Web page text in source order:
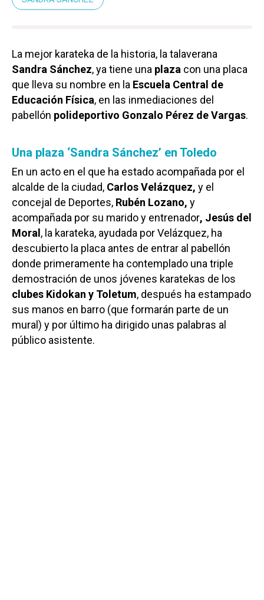
La mejor karateka de la historia, la talaverana
Sandra Sánchez, ya tiene una plaza con una placa
que lleva su nombre en la Escuela Central de
Educación Física, en las inmediaciones del
pabellón polideportivo Gonzalo Pérez de Vargas.
Una plaza ‘Sandra Sánchez’ en Toledo
En un acto en el que ha estado acompañada por el
alcalde de la ciudad, Carlos Velázquez, y el
concejal de Deportes, Rubén Lozano, y
acompañada por su marido y entrenador, Jesús del
Moral, la karateka, ayudada por Velázquez, ha
descubierto la placa antes de entrar al pabellón
donde primeramente ha contemplado una triple
demostración de unos jóvenes karatekas de los
clubes Kidokan y Toletum, después ha estampado
sus manos en barro (que formarán parte de un
mural) y por último ha dirigido unas palabras al
público asistente.